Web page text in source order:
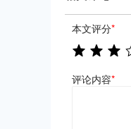
本文评分*
评论内容*